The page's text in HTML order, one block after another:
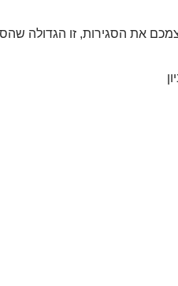
את הסגירות, זו הגדולה